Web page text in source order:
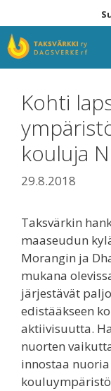
sisältöön
Kohti
kouluja
29.8.2018
Taksvärkin
maaseudun
Morangin ja
mukana
järjestävät
edistääkseen
aktiivisuutta.
nuorten
innostaa